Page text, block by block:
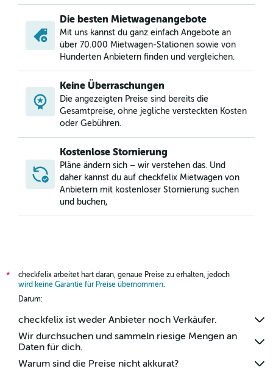
Mietwagen in Brazo Oriental, Montevideo
Mietwagen in Buceo, Montevideo
Mietwagen in Capurro, Montevideo
Mietwagen in Casavalle, Montevideo
Mietwagen in Centro, Montevideo
Mietwagen in Cerrito, Montevideo
Die besten Mietwagenangebote
Mit uns kannst du ganz einfach Angebote an
über 70.000 Mietwagen-Stationen sowie von
Hunderten Anbietern finden und vergleichen.
Keine Überraschungen
Die angezeigten Preise sind bereits die
Gesamtpreise, ohne jegliche versteckten Kosten
oder Gebühren.
Kostenlose Stornierung
Pläne ändern sich – wir verstehen das. Und
daher kannst du auf checkfelix Mietwagen von
Anbietern mit kostenloser Stornierung suchen
und buchen,
*
checkfelix arbeitet hart daran, genaue Preise zu erhalten, jedoch
wird keine Garantie für Preise übernommen.
Darum:
checkfelix ist weder Anbieter noch Verkäufer.
Wir durchsuchen und sammeln riesige Mengen an
Daten für dich.
Warum sind die Preise nicht akkurat?